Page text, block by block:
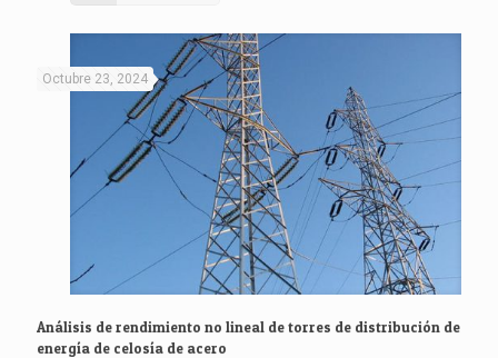
Octubre 23, 2024
Análisis de rendimiento no lineal de torres de distribución de
energía de celosía de acero